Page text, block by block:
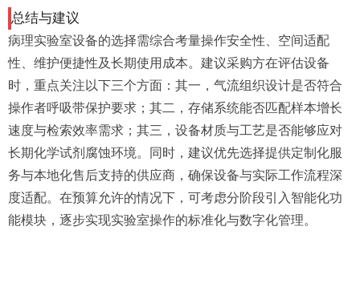
总结与建议
病理实验室设备的选择需综合考量操作安全性、空间适配
性、维护便捷性及长期使用成本。建议采购方在评估设备
时，重点关注以下三个方面：其一，气流组织设计是否符合
操作者呼吸带保护要求；其二，存储系统能否匹配样本增长
速度与检索效率需求；其三，设备材质与工艺是否能够应对
长期化学试剂腐蚀环境。同时，建议优先选择提供定制化服
务与本地化售后支持的供应商，确保设备与实际工作流程深
度适配。在预算允许的情况下，可考虑分阶段引入智能化功
能模块，逐步实现实验室操作的标准化与数字化管理。